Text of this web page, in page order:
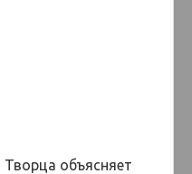
объясняет